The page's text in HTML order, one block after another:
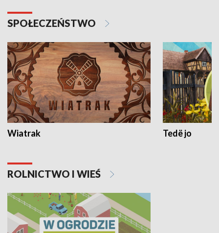
SPOŁECZEŃSTWO
Wiatrak Tedë jo
ROLNICTWO I WIEŚ